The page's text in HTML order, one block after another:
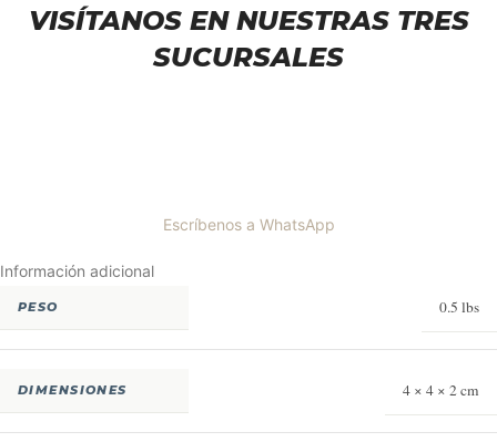
VISÍTANOS EN NUESTRAS TRES
SUCURSALES
Escríbenos a WhatsApp
Información adicional
PESO 0.5 lbs
DIMENSIONES 4 × 4 × 2 cm